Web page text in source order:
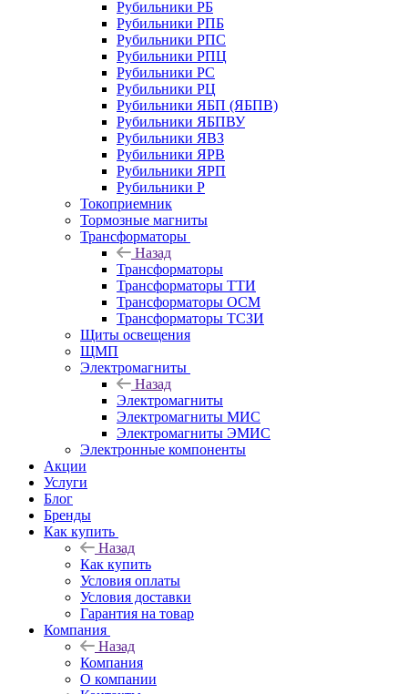
Рубильники РБ
Рубильники РПБ
Рубильники РПС
Рубильники РПЦ
Рубильники РС
Рубильники РЦ
Рубильники ЯБП (ЯБПВ)
Рубильники ЯБПВУ
Рубильники ЯВЗ
Рубильники ЯРВ
Рубильники ЯРП
Рубильники Р
Токоприемник
Тормозные магниты
Трансформаторы
Назад
Трансформаторы
Трансформаторы ТТИ
Трансформаторы ОСМ
Трансформаторы ТСЗИ
Щиты освещения
ЩМП
Электромагниты
Назад
Электромагниты
Электромагниты МИС
Электромагниты ЭМИС
Электронные компоненты
Акции
Услуги
Блог
Бренды
Как купить
Назад
Как купить
Условия оплаты
Условия доставки
Гарантия на товар
Компания
Назад
Компания
О компании